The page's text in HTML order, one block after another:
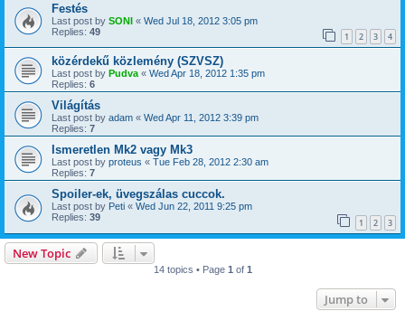
Festés
Last post by SONI « Wed Jul 18, 2012 3:05 pm
Replies: 49 1 2 3 4
közérdekű közlemény (SZVSZ)
Last post by Pudva « Wed Apr 18, 2012 1:35 pm
Replies: 6
Világítás
Last post by adam « Wed Apr 11, 2012 3:39 pm
Replies: 7
Ismeretlen Mk2 vagy Mk3
Last post by proteus « Tue Feb 28, 2012 2:30 am
Replies: 7
Spoiler-ek, üvegszálas cuccok.
Last post by Peti « Wed Jun 22, 2011 9:25 pm
Replies: 39 1 2 3
New Topic
14 topics • Page 1 of 1
Jump to